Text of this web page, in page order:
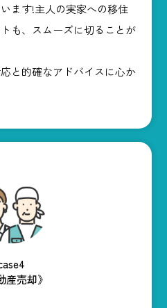
ます!主人の実家への移住
も、スムーズに切ることが
と的確なアドバイスに心か
産売却》